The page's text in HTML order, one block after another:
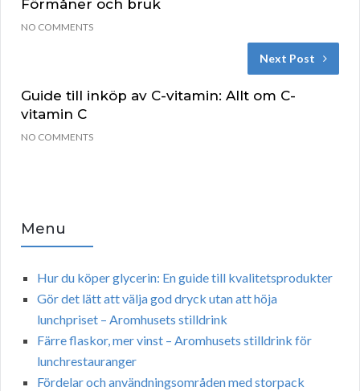
Förmåner och bruk
NO COMMENTS
Next Post
Guide till inköp av C-vitamin: Allt om C-
vitamin C
NO COMMENTS
Menu
Hur du köper glycerin: En guide till kvalitetsprodukter
Gör det lätt att välja god dryck utan att höja
lunchpriset – Aromhusets stilldrink
Färre flaskor, mer vinst – Aromhusets stilldrink för
lunchrestauranger
Fördelar och användningsområden med storpack